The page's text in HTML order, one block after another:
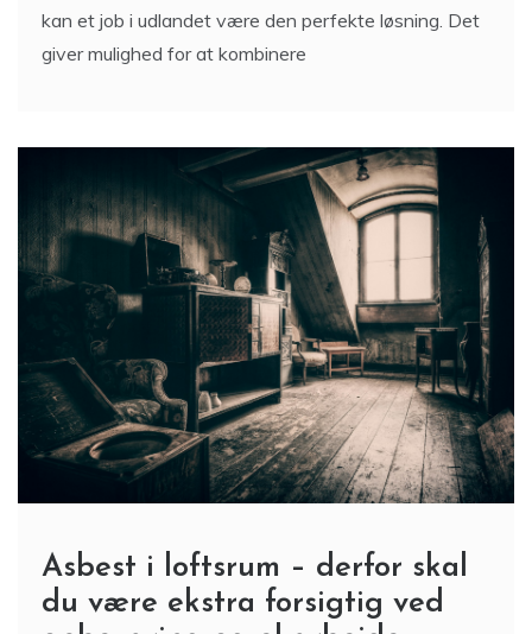
kan et job i udlandet være den perfekte løsning. Det
giver mulighed for at kombinere
Asbest i loftsrum – derfor skal
du være ekstra forsigtig ved